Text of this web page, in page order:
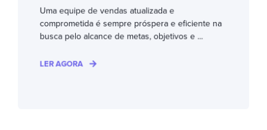
Uma equipe de vendas atualizada e
comprometida é sempre próspera e eficiente na
busca pelo alcance de metas, objetivos e ...
LER AGORA